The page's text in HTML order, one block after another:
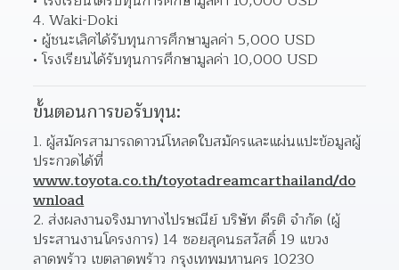
4. Waki-Doki
ผู้ชนะเลิศได้รับทุนการศึกษามูลค่า 5,000 USD
โรงเรียนได้รับทุนการศึกษามูลค่า 10,000 USD
ขั้นตอนการขอรับทุน:
1. ผู้สมัครสามารถดาวน์โหลดใบสมัครและแผ่นแปะข้อมูลผู้
www.toyota.co.th/toyotadreamcarthailand/do
wnload
2. ส่งผลงานจริงมาทางไปรษณีย์ บริษัท ดีรติ จำกัด (ผู้
ประสานงานโครงการ) 14 ซอยสุคนธสวัสดิ์ 19 แขวง
ลาดพร้าว เขตลาดพร้าว กรุงเทพมหานคร 10230